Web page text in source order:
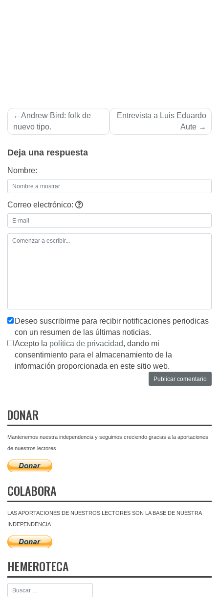
Navegación
de
Andrew Bird: folk de
nuevo tipo.
Entrevista a Luis Eduardo
Aute
Deja una respuesta
Nombre:
Correo electrónico:
Deseo suscribirme para recibir notificaciones periodicas
con un resumen de las últimas noticias.
Acepto la política de privacidad, dando mi
consentimiento para el almacenamiento de la
información proporcionada en este sitio web.
DONAR
Mantenemos nuestra independencia y seguimos creciendo gracias a la aportaciones
de nuestros lectores.
COLABORA
LAS APORTACIONES DE NUESTROS LECTORES SON LA BASE DE NUESTRA
INDEPENDENCIA
HEMEROTECA